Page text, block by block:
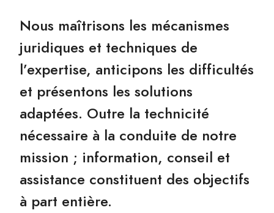
Nous maîtrisons les mécanismes
juridiques et techniques de
l’expertise, anticipons les difficultés
et présentons les solutions
adaptées. Outre la technicité
nécessaire à la conduite de notre
mission ; information, conseil et
assistance constituent des objectifs
à part entière.